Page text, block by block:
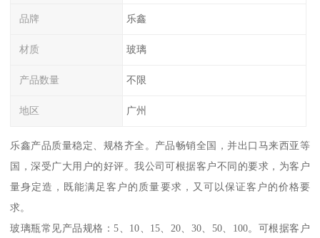
品牌 乐鑫
材质 玻璃
产品数量 不限
地区 广州
乐鑫产品质量稳定、规格齐全。产品畅销全国，并出口马来西亚等
国，深受广大用户的好评。我公司可根据客户不同的要求，为客户
量身定造，既能满足客户的质量要求，又可以保证客户的价格要
求。
玻璃瓶常见产品规格：5、10、15、20、30、50、100。可根据客户